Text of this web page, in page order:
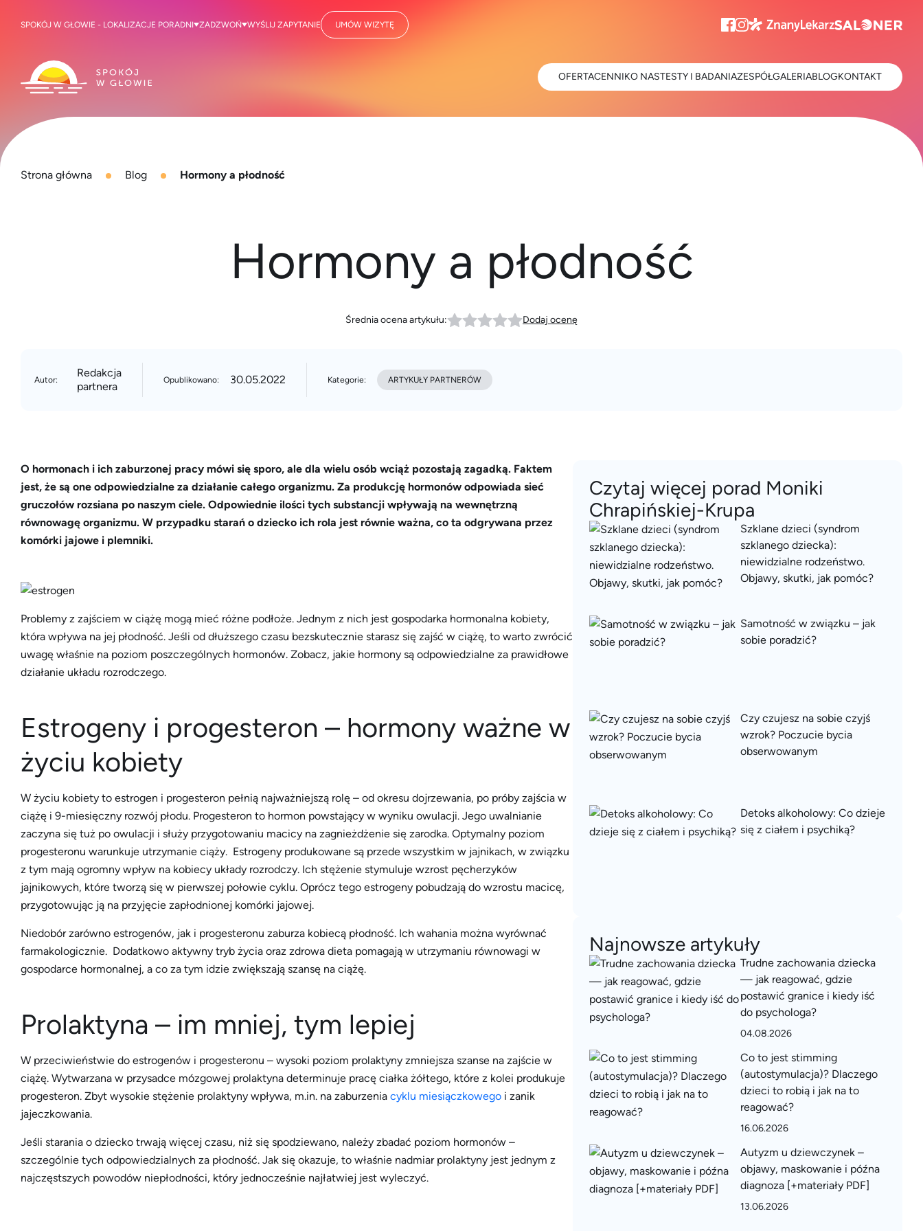
Strona główna Blog Hormony a płodność
Hormony a płodność
Średnia ocena artykułu: Dodaj ocenę
Autor:
Redakcja
partnera
Opublikowano: 30.05.2022 Kategorie: ARTYKUŁY PARTNERÓW
O hormonach i ich zaburzonej pracy mówi się sporo, ale dla wielu osób wciąż pozostają zagadką. Faktem
jest, że są one odpowiedzialne za działanie całego organizmu. Za produkcję hormonów odpowiada sieć
gruczołów rozsiana po naszym ciele. Odpowiednie ilości tych substancji wpływają na wewnętrzną
równowagę organizmu. W przypadku starań o dziecko ich rola jest równie ważna, co ta odgrywana przez
komórki jajowe i plemniki.
Problemy z zajściem w ciążę mogą mieć różne podłoże. Jednym z nich jest gospodarka hormonalna kobiety,
która wpływa na jej płodność. Jeśli od dłuższego czasu bezskutecznie starasz się zajść w ciążę, to warto zwrócić
uwagę właśnie na poziom poszczególnych hormonów. Zobacz, jakie hormony są odpowiedzialne za prawidłowe
działanie układu rozrodczego.
Estrogeny i progesteron – hormony ważne w
życiu kobiety
W życiu kobiety to estrogen i progesteron pełnią najważniejszą rolę – od okresu dojrzewania, po próby zajścia w
ciążę i 9-miesięczny rozwój płodu. Progesteron to hormon powstający w wyniku owulacji. Jego uwalnianie
zaczyna się tuż po owulacji i służy przygotowaniu macicy na zagnieżdżenie się zarodka. Optymalny poziom
progesteronu warunkuje utrzymanie ciąży. Estrogeny produkowane są przede wszystkim w jajnikach, w związku
z tym mają ogromny wpływ na kobiecy układy rozrodczy. Ich stężenie stymuluje wzrost pęcherzyków
jajnikowych, które tworzą się w pierwszej połowie cyklu. Oprócz tego estrogeny pobudzają do wzrostu macicę,
przygotowując ją na przyjęcie zapłodnionej komórki jajowej.
Niedobór zarówno estrogenów, jak i progesteronu zaburza kobiecą płodność. Ich wahania można wyrównać
farmakologicznie. Dodatkowo aktywny tryb życia oraz zdrowa dieta pomagają w utrzymaniu równowagi w
gospodarce hormonalnej, a co za tym idzie zwiększają szansę na ciążę.
Prolaktyna – im mniej, tym lepiej
W przeciwieństwie do estrogenów i progesteronu – wysoki poziom prolaktyny zmniejsza szanse na zajście w
ciążę. Wytwarzana w przysadce mózgowej prolaktyna determinuje pracę ciałka żółtego, które z kolei produkuje
progesteron. Zbyt wysokie stężenie prolaktyny wpływa, m.in. na zaburzenia cyklu miesiączkowego i zanik
jajeczkowania.
Jeśli starania o dziecko trwają więcej czasu, niż się spodziewano, należy zbadać poziom hormonów –
szczególnie tych odpowiedzialnych za płodność. Jak się okazuje, to właśnie nadmiar prolaktyny jest jednym z
najczęstszych powodów niepłodności, który jednocześnie najłatwiej jest wyleczyć.
Czytaj więcej porad Moniki
Chrapińskiej-Krupa
Szklane dzieci (syndrom
szklanego dziecka):
niewidzialne rodzeństwo.
Objawy, skutki, jak pomóc?
Samotność w związku – jak
sobie poradzić?
Czy czujesz na sobie czyjś
wzrok? Poczucie bycia
obserwowanym
Detoks alkoholowy: Co dzieje
się z ciałem i psychiką?
Najnowsze artykuły
Trudne zachowania dziecka
— jak reagować, gdzie
postawić granice i kiedy iść
do psychologa?
04.08.2026
Co to jest stimming
(autostymulacja)? Dlaczego
dzieci to robią i jak na to
reagować?
16.06.2026
Autyzm u dziewczynek –
objawy, maskowanie i późna
diagnoza [+materiały PDF]
13.06.2026
SPOKÓJ W GŁOWIE - LOKALIZACJE PORADNI ZADZWOŃ WYŚLIJ ZAPYTANIE UMÓW WIZYTĘ
OFERTACENNIKO NASTESTY I BADANIAZESPÓŁGALERIABLOGKONTAKT